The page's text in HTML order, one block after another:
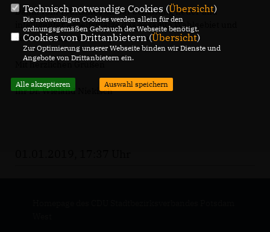
Damit vom Tourismus bis zur Schaffung neuer und
intelligenter Arbeitsplätze das gesamte Wahlgebiet und
seine Menschen davon profitieren!
Mit herzlichen Grüßen
Ihr Dr. Wieland Niekisch
Technisch notwendige Cookies (Übersicht)
Die notwendigen Cookies werden allein für den
ordnungsgemäßen Gebrauch der Webseite benötigt.
Cookies von Drittanbietern (Übersicht)
Zur Optimierung unserer Webseite binden wir Dienste und
Angebote von Drittanbietern ein.
Alle akzeptieren Auswahl speichern